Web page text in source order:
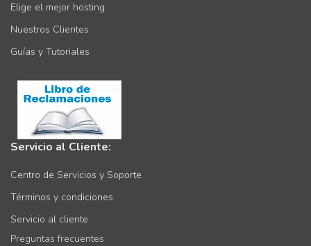
Elige el mejor hosting
Nuestros Clientes
Guías y Tutoriales
Servicio al Cliente:
Centro de Servicios y Soporte
Términos y condiciones
Servicio al cliente
Preguntas frecuentes